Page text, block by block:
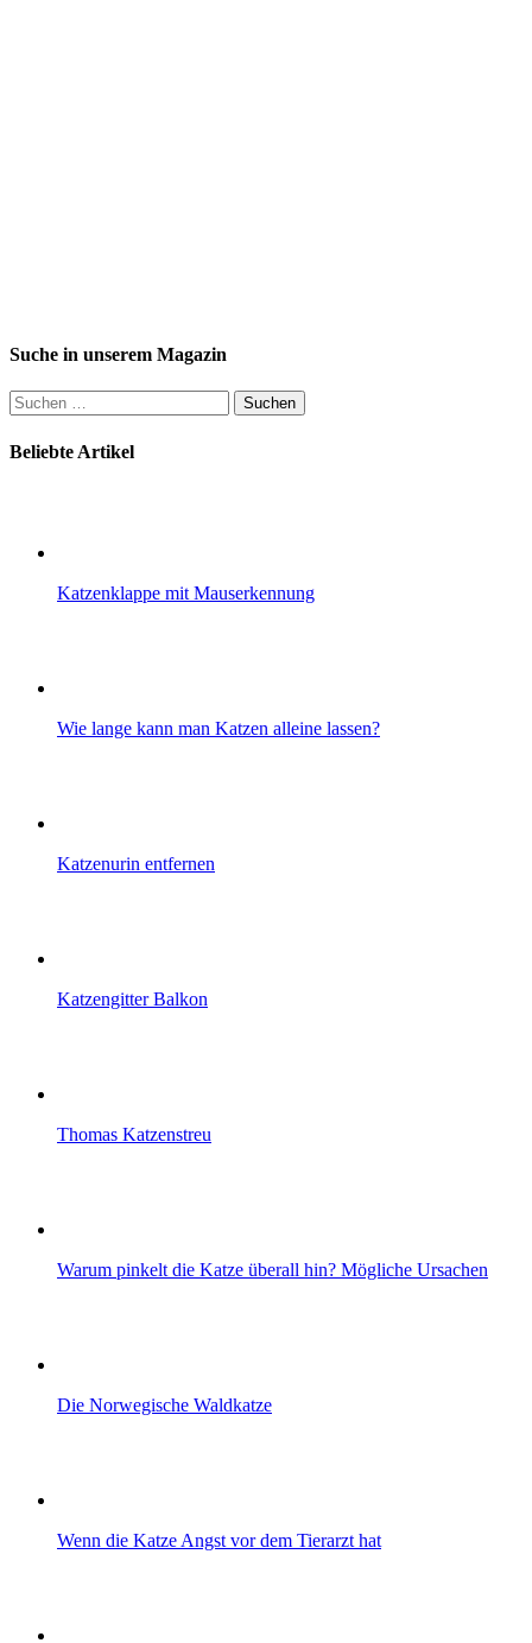
Suche in unserem Magazin
Suchen
nach:
Beliebte Artikel
Katzenklappe mit Mauserkennung
Wie lange kann man Katzen alleine lassen?
Katzenurin entfernen
Katzengitter Balkon
Thomas Katzenstreu
Warum pinkelt die Katze überall hin? Mögliche Ursachen
Die Norwegische Waldkatze
Wenn die Katze Angst vor dem Tierarzt hat